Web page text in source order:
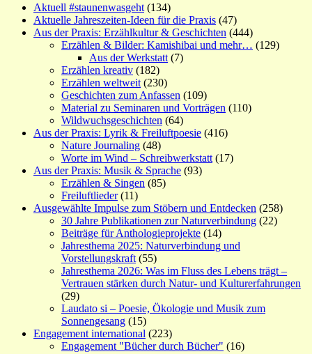
Aktuell #staunenwasgeht (134)
Aktuelle Jahreszeiten-Ideen für die Praxis (47)
Aus der Praxis: Erzählkultur & Geschichten (444)
Erzählen & Bilder: Kamishibai und mehr… (129)
Aus der Werkstatt (7)
Erzählen kreativ (182)
Erzählen weltweit (230)
Geschichten zum Anfassen (109)
Material zu Seminaren und Vorträgen (110)
Wildwuchsgeschichten (64)
Aus der Praxis: Lyrik & Freiluftpoesie (416)
Nature Journaling (48)
Worte im Wind – Schreibwerkstatt (17)
Aus der Praxis: Musik & Sprache (93)
Erzählen & Singen (85)
Freiluftlieder(11)
Ausgewählte Impulse zum Stöbern und Entdecken (258)
30 Jahre Publikationen zur Naturverbindung (22)
Beiträge für Anthologieprojekte (14)
Jahresthema 2025: Naturverbindung und
Vorstellungskraft (55)
Jahresthema 2026: Was im Fluss des Lebens trägt –
Vertrauen stärken durch Natur- und Kulturerfahrungen
(29)
Laudato si – Poesie, Ökologie und Musik zum
Sonnengesang (15)
Engagement international (223)
Engagement "Bücher durch Bücher" (16)